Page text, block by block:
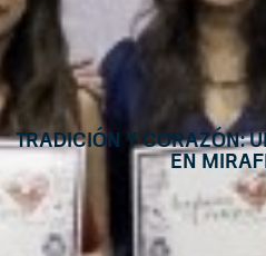
Tradición y Corazón:
en